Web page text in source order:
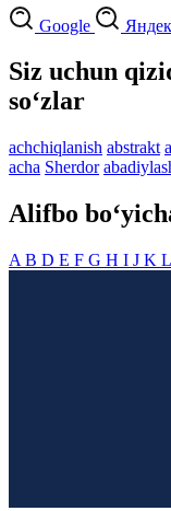
Google
Siz uchun
so‘zlar
achchiqlanish abstrakt
acha Sherdor
Alifbo
A B D E F G H I J K L